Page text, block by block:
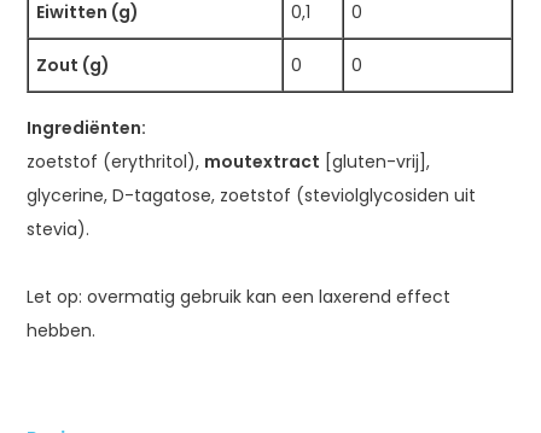
Eiwitten (g) 0,1 0
Zout (g) 0 0
Ingrediënten:
zoetstof (erythritol), moutextract [gluten-vrij],
glycerine, D-tagatose, zoetstof (steviolglycosiden uit
stevia).
Let op: overmatig gebruik kan een laxerend effect
hebben.